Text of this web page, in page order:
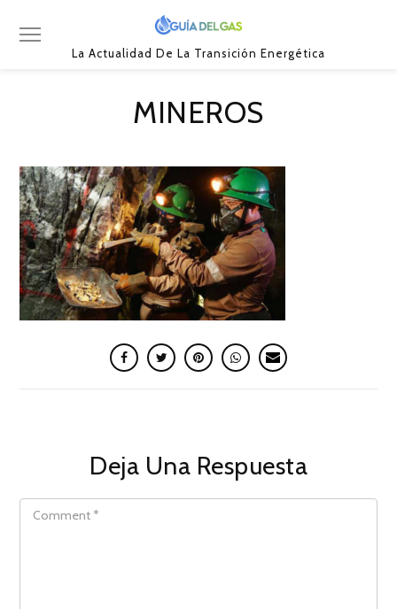
La Actualidad De La Transición Energética
MINEROS
Deja Una Respuesta
COMMENT